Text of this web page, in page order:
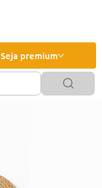
Seja premium